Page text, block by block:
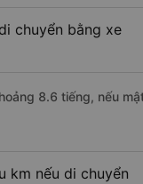
chuyển bằng xe
8.6 tiếng, nếu
km nếu di chuyển